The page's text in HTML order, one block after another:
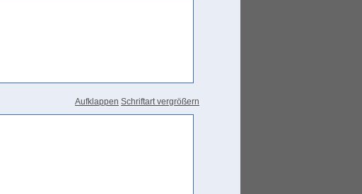
Aufklappen Schriftart vergrößern